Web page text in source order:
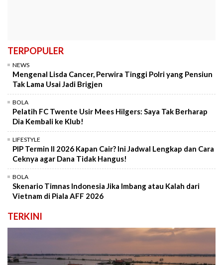
TERPOPULER
NEWS
Mengenal Lisda Cancer, Perwira Tinggi Polri yang Pensiun
Tak Lama Usai Jadi Brigjen
BOLA
Pelatih FC Twente Usir Mees Hilgers: Saya Tak Berharap
Dia Kembali ke Klub!
LIFESTYLE
PIP Termin II 2026 Kapan Cair? Ini Jadwal Lengkap dan Cara
Ceknya agar Dana Tidak Hangus!
BOLA
Skenario Timnas Indonesia Jika Imbang atau Kalah dari
Vietnam di Piala AFF 2026
TERKINI